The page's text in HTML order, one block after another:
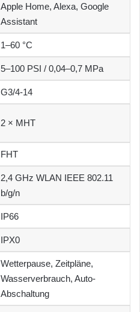
Apple Home, Alexa, Google
Assistant
1–60 °C
5–100 PSI / 0,04–0,7 MPa
G3/4-14
2 × MHT
FHT
2,4 GHz WLAN IEEE 802.11
b/g/n
IP66
IPX0
Wetterpause, Zeitpläne,
Wasserverbrauch, Auto-
Abschaltung